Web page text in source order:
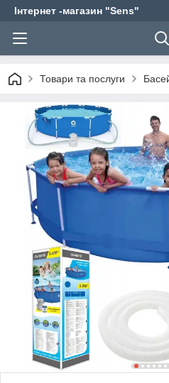
Інтернет -магазин "Sens"
Товари та послуги